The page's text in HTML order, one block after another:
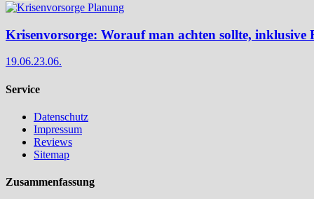
Krisenvorsorge: Worauf man achten sollte, inklusive
19.06.23.06.
Service
Datenschutz
Impressum
Reviews
Sitemap
Zusammenfassung